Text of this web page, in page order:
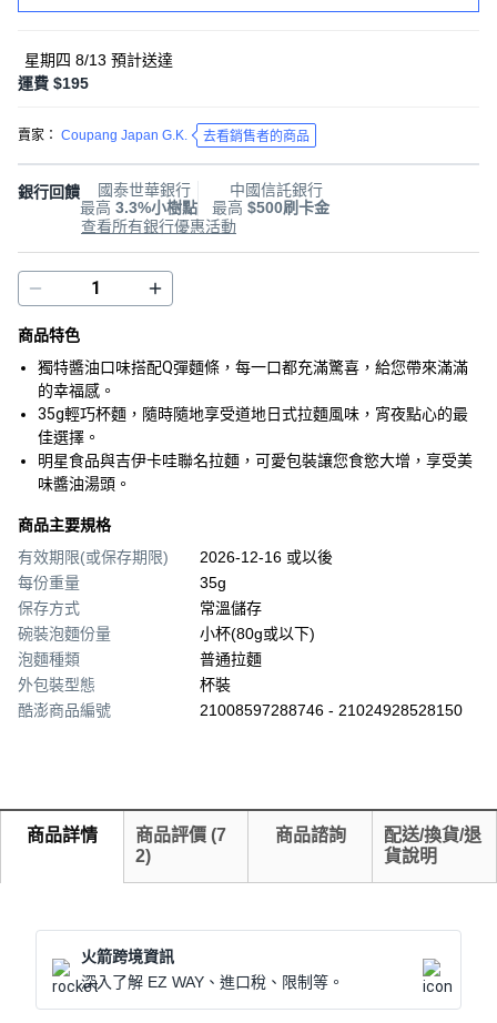
星期四 8/13 預計送達
運費 $195
賣家： Coupang Japan G.K. 去看銷售者的商品
銀行回饋
國泰世華銀行
最高 3.3%小樹點
中國信託銀行
最高 $500刷卡金
查看所有銀行優惠活動
商品特色
獨特醬油口味搭配Q彈麵條，每一口都充滿驚喜，給您帶來滿滿
的幸福感。
35g輕巧杯麵，隨時隨地享受道地日式拉麵風味，宵夜點心的最
佳選擇。
明星食品與吉伊卡哇聯名拉麵，可愛包裝讓您食慾大增，享受美
味醬油湯頭。
商品主要規格
有效期限(或保存期限)
2026-12-16 或以後
每份重量
35g
保存方式
常溫儲存
碗裝泡麵份量
小杯(80g或以下)
泡麵種類
普通拉麵
外包裝型態
杯裝
酷澎商品編號
21008597288746 - 21024928528150
商品詳情 商品評價 (7
2)
商品諮詢
配送/換貨/退
貨說明
火箭跨境資訊
深入了解 EZ WAY、進口稅、限制等。